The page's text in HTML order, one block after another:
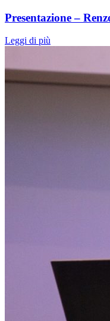
Presentazione –
Leggi di più